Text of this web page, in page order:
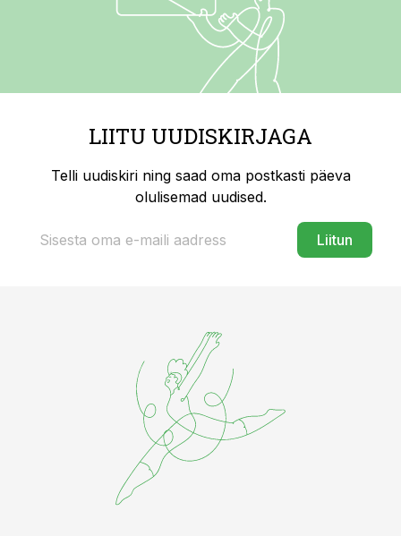
LIITU UUDISKIRJAGA
Telli uudiskiri ning saad oma postkasti päeva
olulisemad uudised.
Liitun